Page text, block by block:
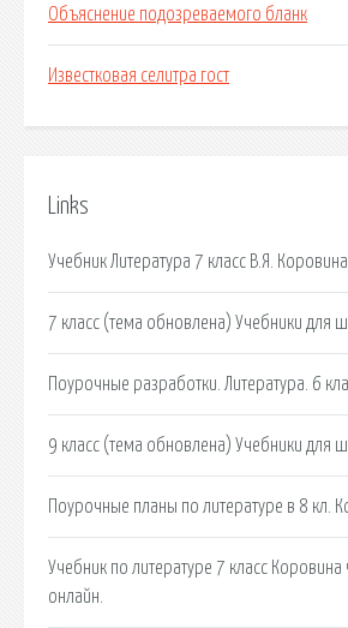
Объяснение подозреваемого бланк
Известковая селитра гост
Links
Учебник Литература 7 класс В.Я.
7 класс (тема обновлена) Учебники для
Поурочные разработки. Литература. 6
9 класс (тема обновлена) Учебники для
Поурочные планы по литературе в 8 кл.
Учебник по литературе 7 класс Коровина
онлайн.